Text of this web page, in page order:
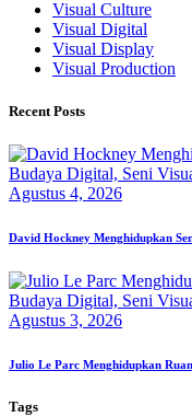
Visual Culture
Visual Digital
Visual Display
Visual Production
Recent Posts
Budaya Digital, Seni
Agustus 4, 2026
David Hockney Menghidupkan
Budaya Digital, Seni
Agustus 3, 2026
Julio Le Parc Menghidupkan
Tags